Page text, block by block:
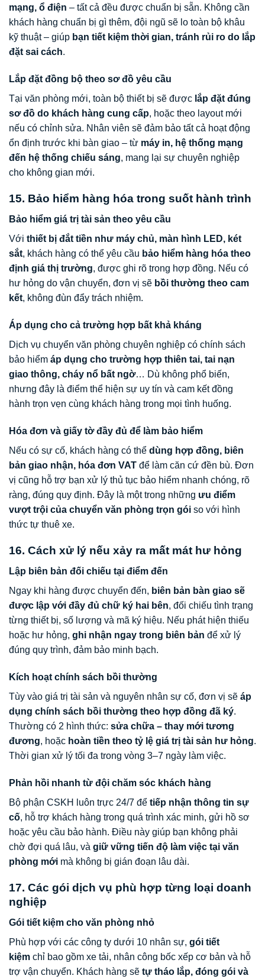
mạng, ổ điện – tất cả đều được chuẩn bị sẵn. Không cần
khách hàng chuẩn bị gì thêm, đội ngũ sẽ lo toàn bộ khâu
kỹ thuật – giúp bạn tiết kiệm thời gian, tránh rủi ro do lắp
đặt sai cách.
Lắp đặt đồng bộ theo sơ đồ yêu cầu
Tại văn phòng mới, toàn bộ thiết bị sẽ được lắp đặt đúng
sơ đồ do khách hàng cung cấp, hoặc theo layout mới
nếu có chỉnh sửa. Nhân viên sẽ đảm bảo tất cả hoạt động
ổn định trước khi bàn giao – từ máy in, hệ thống mạng
đến hệ thống chiếu sáng, mang lại sự chuyên nghiệp
cho không gian mới.
15. Bảo hiểm hàng hóa trong suốt hành trình
Bảo hiểm giá trị tài sản theo yêu cầu
Với thiết bị đắt tiền như máy chủ, màn hình LED, két
sắt, khách hàng có thể yêu cầu bảo hiểm hàng hóa theo
định giá thị trường, được ghi rõ trong hợp đồng. Nếu có
hư hỏng do vận chuyển, đơn vị sẽ bồi thường theo cam
kết, không đùn đẩy trách nhiệm.
Áp dụng cho cả trường hợp bất khả kháng
Dịch vụ chuyển văn phòng chuyên nghiệp có chính sách
bảo hiểm áp dụng cho trường hợp thiên tai, tai nạn
giao thông, cháy nổ bất ngờ… Dù không phổ biến,
nhưng đây là điểm thể hiện sự uy tín và cam kết đồng
hành trọn vẹn cùng khách hàng trong mọi tình huống.
Hóa đơn và giấy tờ đầy đủ để làm bảo hiểm
Nếu có sự cố, khách hàng có thể dùng hợp đồng, biên
bản giao nhận, hóa đơn VAT để làm căn cứ đền bù. Đơn
vị cũng hỗ trợ bạn xử lý thủ tục bảo hiểm nhanh chóng, rõ
ràng, đúng quy định. Đây là một trong những ưu điểm
vượt trội của chuyển văn phòng trọn gói so với hình
thức tự thuê xe.
16. Cách xử lý nếu xảy ra mất mát hư hỏng
Lập biên bản đối chiếu tại điểm đến
Ngay khi hàng được chuyển đến, biên bản bàn giao sẽ
được lập với đầy đủ chữ ký hai bên, đối chiếu tình trạng
từng thiết bị, số lượng và mã ký hiệu. Nếu phát hiện thiếu
hoặc hư hỏng, ghi nhận ngay trong biên bản để xử lý
đúng quy trình, đảm bảo minh bạch.
Kích hoạt chính sách bồi thường
Tùy vào giá trị tài sản và nguyên nhân sự cố, đơn vị sẽ áp
dụng chính sách bồi thường theo hợp đồng đã ký.
Thường có 2 hình thức: sửa chữa – thay mới tương
đương, hoặc hoàn tiền theo tỷ lệ giá trị tài sản hư hỏng.
Thời gian xử lý tối đa trong vòng 3–7 ngày làm việc.
Phản hồi nhanh từ đội chăm sóc khách hàng
Bộ phận CSKH luôn trực 24/7 để tiếp nhận thông tin sự
cố, hỗ trợ khách hàng trong quá trình xác minh, gửi hồ sơ
hoặc yêu cầu bảo hành. Điều này giúp bạn không phải
chờ đợi quá lâu, và giữ vững tiến độ làm việc tại văn
phòng mới mà không bị gián đoạn lâu dài.
17. Các gói dịch vụ phù hợp từng loại doanh
nghiệp
Gói tiết kiệm cho văn phòng nhỏ
Phù hợp với các công ty dưới 10 nhân sự, gói tiết
kiệm chỉ bao gồm xe tải, nhân công bốc xếp cơ bản và hỗ
trợ vận chuyển. Khách hàng sẽ tự tháo lắp, đóng gói và